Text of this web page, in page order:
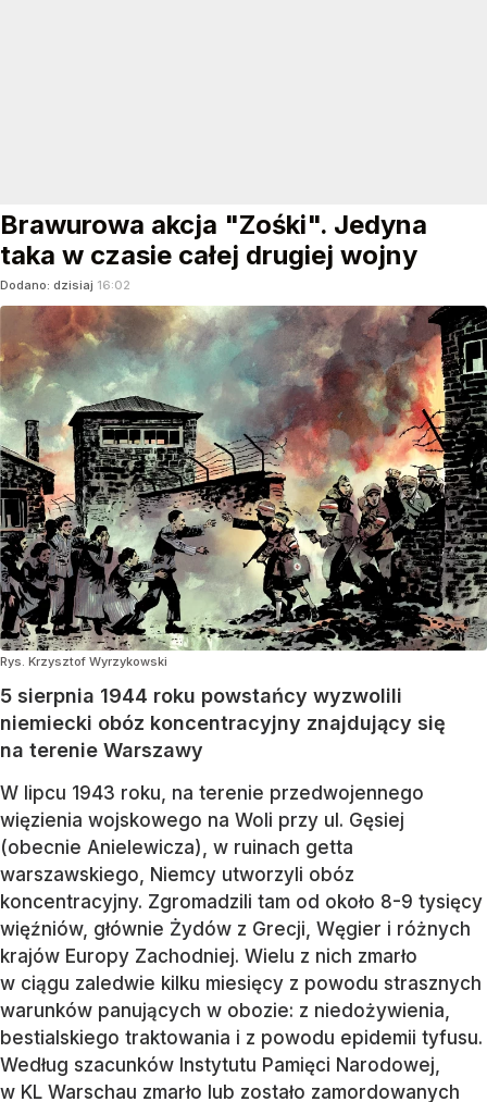
Brawurowa akcja "Zośki". Jedyna
taka w czasie całej drugiej wojny
Dodano: dzisiaj 16:02
Rys. Krzysztof Wyrzykowski
5 sierpnia 1944 roku powstańcy wyzwolili
niemiecki obóz koncentracyjny znajdujący się
na terenie Warszawy
W lipcu 1943 roku, na terenie przedwojennego
więzienia wojskowego na Woli przy ul. Gęsiej
(obecnie Anielewicza), w ruinach getta
warszawskiego, Niemcy utworzyli obóz
koncentracyjny. Zgromadzili tam od około 8-9 tysięcy
więźniów, głównie Żydów z Grecji, Węgier i różnych
krajów Europy Zachodniej. Wielu z nich zmarło
w ciągu zaledwie kilku miesięcy z powodu strasznych
warunków panujących w obozie: z niedożywienia,
bestialskiego traktowania i z powodu epidemii tyfusu.
Według szacunków Instytutu Pamięci Narodowej,
w KL Warschau zmarło lub zostało zamordowanych